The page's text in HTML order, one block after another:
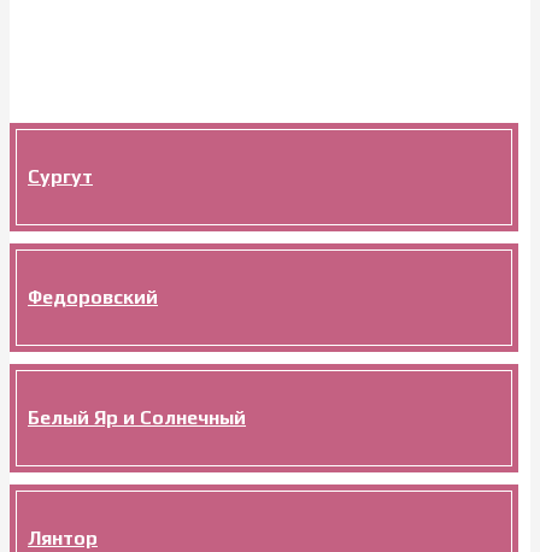
Сургут
Федоровский
Белый Яр и Солнечный
Лянтор